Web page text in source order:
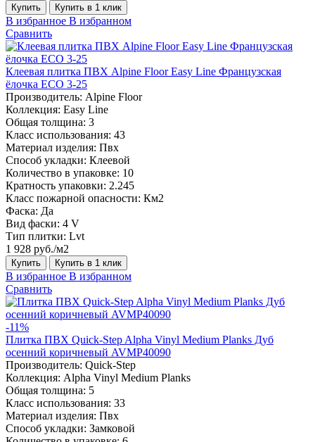
Купить Купить в 1 клик
В избранное В избранном
Сравнить
Клеевая плитка ПВХ Alpine Floor Easy Line Французская
ёлочка ЕСО 3-25
Производитель: Alpine Floor
Коллекция: Easy Line
Общая толщина: 3
Класс использования: 43
Материал изделия: Пвх
Способ укладки: Клеевой
Количество в упаковке: 10
Кратность упаковки: 2.245
Класс пожарной опасности: Км2
Фаска: Да
Вид фаски: 4 V
Тип плитки: Lvt
1 928 руб./м2
Купить Купить в 1 клик
В избранное В избранном
Сравнить
-11%
Плитка ПВХ Quick-Step Alpha Vinyl Medium Planks Дуб
осенний коричневый AVMP40090
Производитель: Quick-Step
Коллекция: Alpha Vinyl Medium Planks
Общая толщина: 5
Класс использования: 33
Материал изделия: Пвх
Способ укладки: Замковой